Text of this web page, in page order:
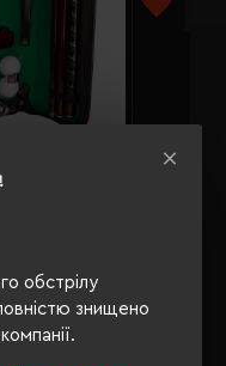
обстрілу
знищено
для міні-гольфу Macma